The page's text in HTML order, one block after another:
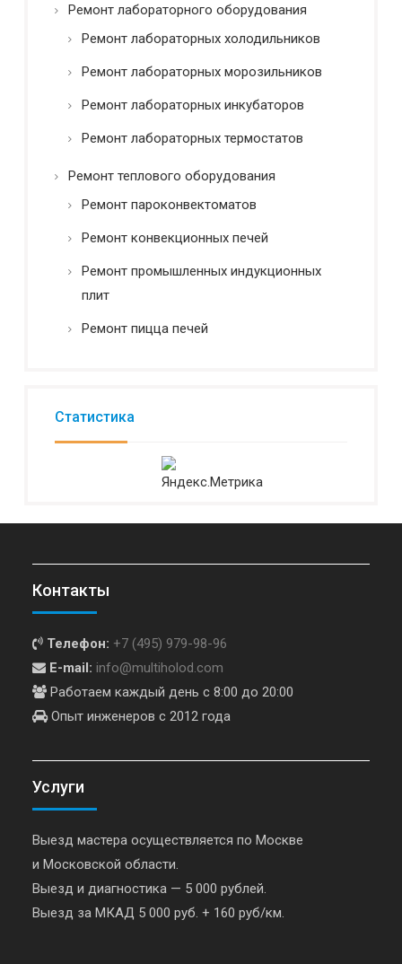
Ремонт лабораторного оборудования
Ремонт лабораторных холодильников
Ремонт лабораторных морозильников
Ремонт лабораторных инкубаторов
Ремонт лабораторных термостатов
Ремонт теплового оборудования
Ремонт пароконвектоматов
Ремонт конвекционных печей
Ремонт промышленных индукционных
плит
Ремонт пицца печей
Статистика
Контакты
Телефон: +7 (495) 979-98-96
E-mail: info@multiholod.com
Работаем каждый день с 8:00 до 20:00
Опыт инженеров с 2012 года
Услуги
Выезд мастера осуществляется по Москве
и Московской области.
Выезд и диагностика — 5 000 рублей.
Выезд за МКАД 5 000 руб. + 160 руб/км.